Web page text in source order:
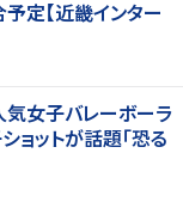
定【近畿インター
気女子バレーボーラ
ットが話題「恐る